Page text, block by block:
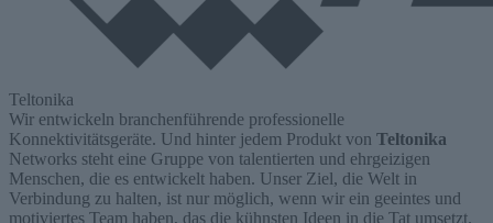
Teltonika
Wir entwickeln branchenführende professionelle
Konnektivitätsgeräte. Und hinter jedem Produkt von Teltonika
Networks steht eine Gruppe von talentierten und ehrgeizigen
Menschen, die es entwickelt haben. Unser Ziel, die Welt in
Verbindung zu halten, ist nur möglich, wenn wir ein geeintes und
motiviertes Team haben, das die kühnsten Ideen in die Tat umsetzt.